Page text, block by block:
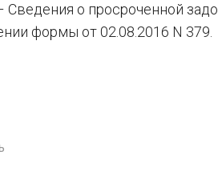
о просроченной
формы от 02.08.2016 N 379.